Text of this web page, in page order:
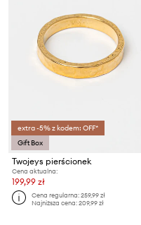
extra -5% z kodem: OFF*
Gift Box
Twojeys pierścionek
Cena aktualna:
199,99 zł
Cena regularna:259,99 zł
Najniższa cena:209,99 zł